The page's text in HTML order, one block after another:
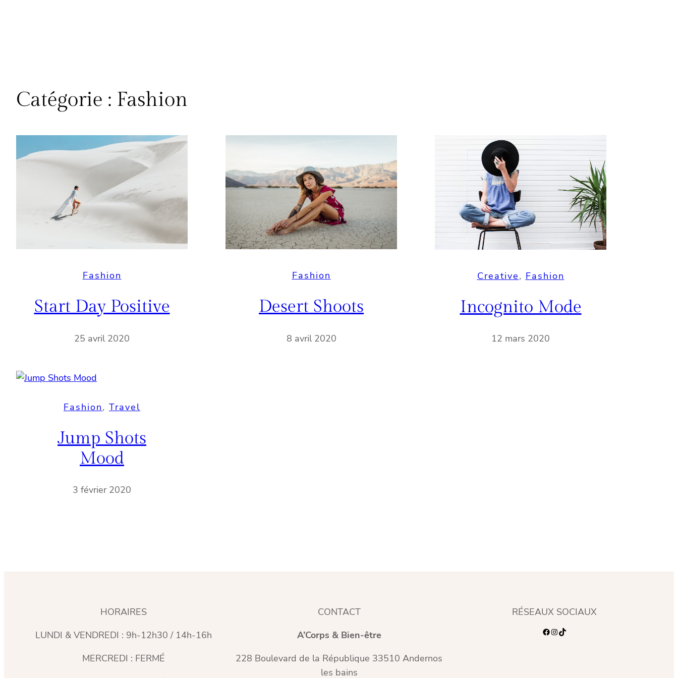
Catégorie : Fashion
Fashion
Start Day Positive
25 avril 2020
Fashion
Desert Shoots
8 avril 2020
Creative, Fashion
Incognito Mode
12 mars 2020
Fashion, Travel
Jump Shots
Mood
3 février 2020
HORAIRES
LUNDI & VENDREDI : 9h-12h30 / 14h-16h
MERCREDI : FERMÉ
CONTACT
A’Corps & Bien-être
228 Boulevard de la République 33510 Andernos
les bains
RÉSEAUX SOCIAUX
Facebook InstagramTikTok